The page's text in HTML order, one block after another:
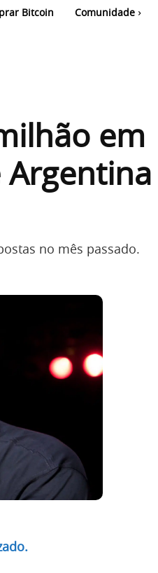
Bitcoin Comunidade
em
no mês passado.